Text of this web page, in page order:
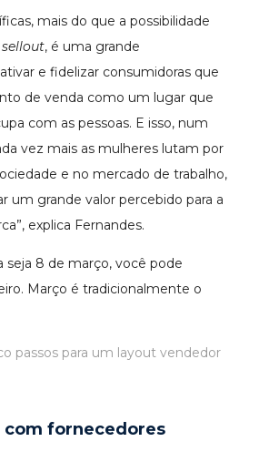
mais do que a possibilidade
sellout, é uma grande
e fidelizar consumidoras que
de venda como um lugar que
com as pessoas. E isso, num
vez mais as mulheres lutam por
e no mercado de trabalho,
um grande valor percebido para a
explica Fernandes.
seja 8 de março, você pode
Março é tradicionalmente o
passos para um layout vendedor
com fornecedores